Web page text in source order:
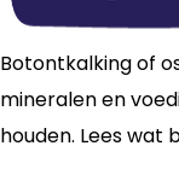
Botontkalking of
mineralen en
houden. Lees wat